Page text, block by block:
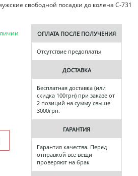
свободной посадки до колена С-731
ОПЛАТА ПОСЛЕ ПОЛУЧЕНИЯ
Отсутствие предоплаты
ДОСТАВКА
Бесплатная доставка (или
скидка 100грн) при заказе от
2 позиций на сумму свыше
3000грн.
ГАРАНТИЯ
Гарантия качества. Перед
отправкой все вещи
проверяют на брак